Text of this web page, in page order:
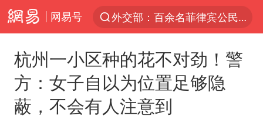
网易号
外交部：百余名菲律宾公民因非法就业、非法居留被依法处理
中使馆：重大涉诈逃犯檀某落网
台湾不是国家不存在“国格”
百花奖完整获奖名单公布
杭州一小区种的花不对劲！警
方：女子自以为位置足够隐
蔽，不会有人注意到